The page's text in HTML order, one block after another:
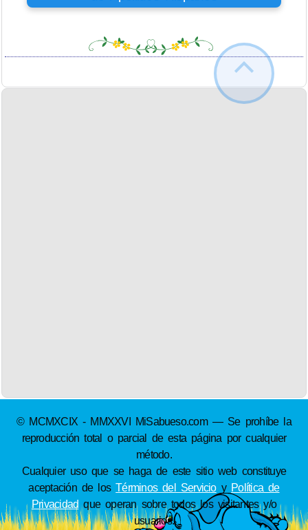
© MCMXCIX - MMXXVI MiSabueso.com — Se prohíbe la
reproducción total o parcial de esta página por cualquier
método.
Cualquier uso que se haga de este sitio web constituye
aceptación de losTérminos del Servicioy Política de
Privacidad que operan sobre todos los visitantes y/o
usuarios.